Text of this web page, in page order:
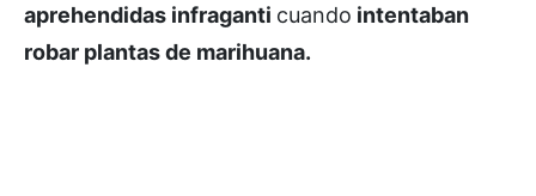
aprehendidas infraganti cuando intentaban
robar plantas de marihuana.